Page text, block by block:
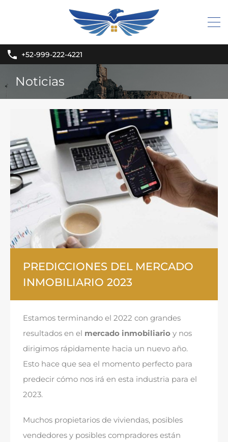
+52-999-222-4221
Noticias
PREDICCIONES DEL MERCADO
INMOBILIARIO 2023
Estamos terminando el 2022 con grandes
resultados en el mercado inmobiliario y nos
dirigimos rápidamente hacia un nuevo año.
Esto hace que sea el momento perfecto para
predecir cómo nos irá en esta industria para el
2023.
Muchos propietarios de viviendas, posibles
vendedores y posibles compradores están